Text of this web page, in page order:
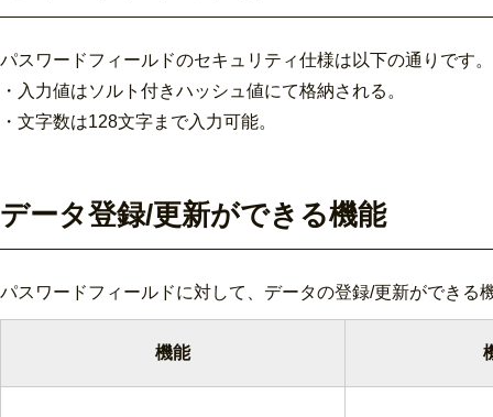
パスワードフィールドのセキュリティ仕様は以下の通りです。
・ 入力値はソルト付きハッシュ値にて格納される。
・ 文字数は128文字まで入力可能。
データ登録/更新ができる機能
パスワードフィールドに対して、データの登録/更新ができる
機能